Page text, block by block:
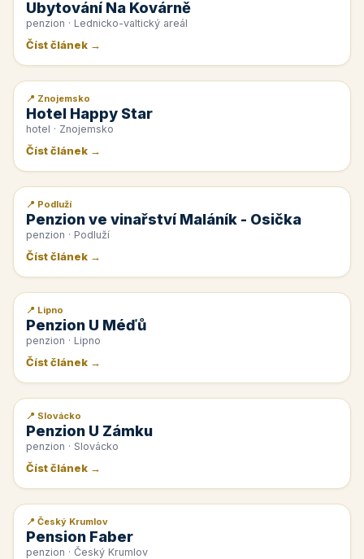
Ubytování Na Kovárně
penzion · Lednicko-valtický areál
Číst článek →
📰 PR článek
📍 Znojemsko
Hotel Happy Star
hotel · Znojemsko
Číst článek →
📰 PR článek
📍 Podluží
Penzion ve vinařství Maláník - Osička
penzion · Podluží
Číst článek →
📰 PR článek
📍 Lipno
Penzion U Méďů
penzion · Lipno
Číst článek →
📰 PR článek
📍 Slovácko
Penzion U Zámku
penzion · Slovácko
Číst článek →
📰 PR článek
📍 Český Krumlov
Pension Faber
penzion · Český Krumlov